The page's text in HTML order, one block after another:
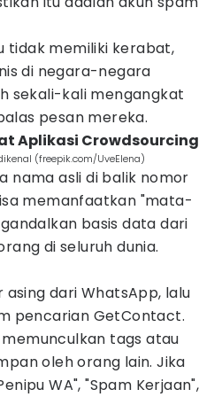
tidak memiliki kerabat,
di negara-negara
sekali-kali mengangkat
pesan mereka.
Aplikasi Crowdsourcing
(freepik.com/UveElena)
nama asli di balik nomor
memanfaatkan "mata-
basis data dari
di seluruh dunia.
asing dari WhatsApp, lalu
pencarian GetContact.
memunculkan tags atau
oleh orang lain. Jika
WA", "Spam Kerjaan",